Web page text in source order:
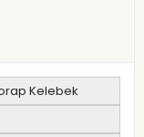
Kelebek